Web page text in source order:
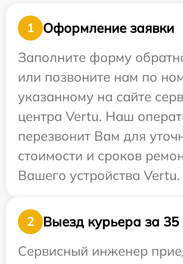
1
Оформление заявки
Заполните форму
или позвоните нам по
указанному на сайте
центра Vertu. Наш
перезвонит Вам для
стоимости и сроков
Вашего устройства Vertu.
2
Выезд курьера за 35
Сервисный инженер